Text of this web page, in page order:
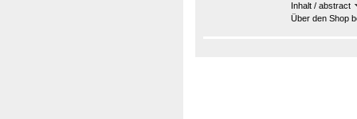
Inhalt / abstract
Über den Shop